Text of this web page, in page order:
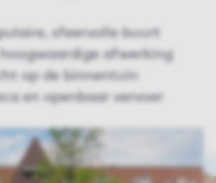
sfeervolle buurt
afwerking
op de binnentuin
en openbaar vervoer